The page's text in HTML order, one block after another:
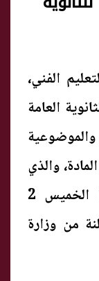
الفني،
العامة
والموضوعية
والذي
يؤديه طلاب الشعبة الأدبية غدا الخميس 2
من وزارة